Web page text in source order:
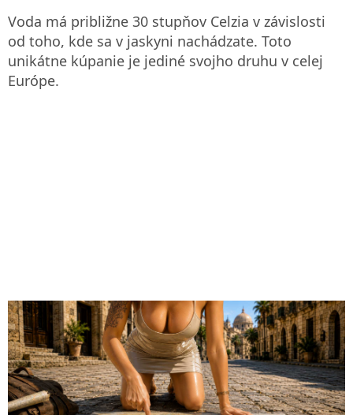
Voda má približne 30 stupňov Celzia v závislosti
od toho, kde sa v jaskyni nachádzate. Toto
unikátne kúpanie je jediné svojho druhu v celej
Európe.